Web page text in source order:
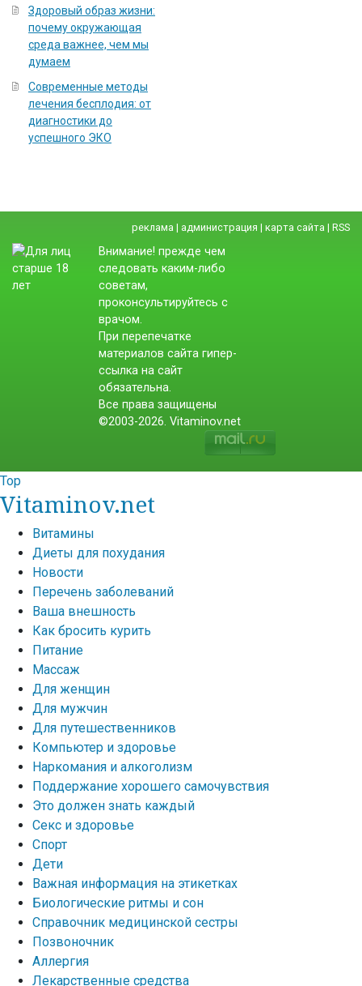
Здоровый образ жизни:
почему окружающая
среда важнее, чем мы
думаем
Современные методы
лечения бесплодия: от
диагностики до
успешного ЭКО
реклама | администрация | карта сайта | RSS
Внимание! прежде чем
следовать каким-либо
советам,
проконсультируйтесь с
врачом.
При перепечатке
материалов сайта гипер-
ссылка на сайт
обязательна.
Все права защищены
©2003-2026. Vitaminov.net
Top
Vitaminov.net
Витамины
Диеты для похудания
Новости
Перечень заболеваний
Ваша внешность
Как бросить курить
Питание
Массаж
Для женщин
Для мужчин
Для путешественников
Компьютер и здоровье
Наркомания и алкоголизм
Поддержание хорошего самочувствия
Это должен знать каждый
Секс и здоровье
Спорт
Дети
Важная информация на этикетках
Биологические ритмы и сон
Справочник медицинской сестры
Позвоночник
Аллергия
Лекарственные средства